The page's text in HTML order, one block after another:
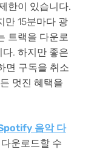
한이 있습니다.
만 15분마다 광
트랙을 다운로
. 하지만 좋은
면 구독을 취소
멋진 혜택을
음악 다
운로드할 수